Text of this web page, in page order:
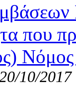
που
10/2017